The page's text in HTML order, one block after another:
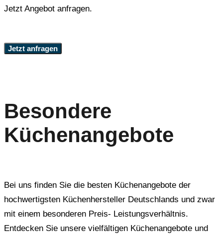
Jetzt Angebot anfragen.
Jetzt anfragen
Besondere
Küchenangebote
Bei uns finden Sie die besten Küchenangebote der
hochwertigsten Küchenhersteller Deutschlands und zwar
mit einem besonderen Preis- Leistungsverhältnis.
Entdecken Sie unsere vielfältigen Küchenangebote und